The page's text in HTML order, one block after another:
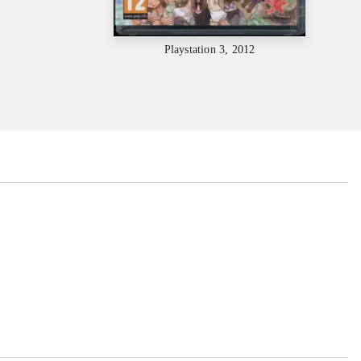
Playstation 3, 2012